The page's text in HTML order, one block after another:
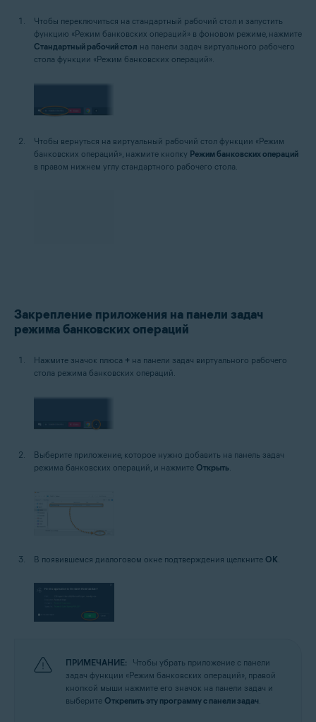
Чтобы переключиться на стандартный рабочий стол и запустить
функцию «Режим банковских операций» в фоновом режиме, нажмите
Стандартный рабочий стол на панели задач виртуального рабочего
стола функции «Режим банковских операций».
Чтобы вернуться на виртуальный рабочий стол функции «Режим
банковских операций», нажмите кнопку Режим банковских операций
в правом нижнем углу стандартного рабочего стола.
Закрепление приложения на панели задач
режима банковских операций
Нажмите значок плюса + на панели задач виртуального рабочего
стола режима банковских операций.
Выберите приложение, которое нужно добавить на панель задач
режима банковских операций, и нажмите Открыть
В появившемся диалоговом окне подтверждения щелкните ОК.
ПРИМЕЧАНИЕ:
Чтобы убрать приложение с панели
задач функции «Режим банковских операций», правой
кнопкой мыши нажмите его значок на панели задач и
выберите Открепить эту программу с панели задач